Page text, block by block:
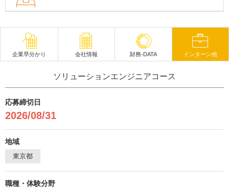
企業早分かり 会社情報 財務-DATA インターン他
ソリューションエンジニアコース
応募締切日
2026/08/31
地域
東京都
職種・体験分野